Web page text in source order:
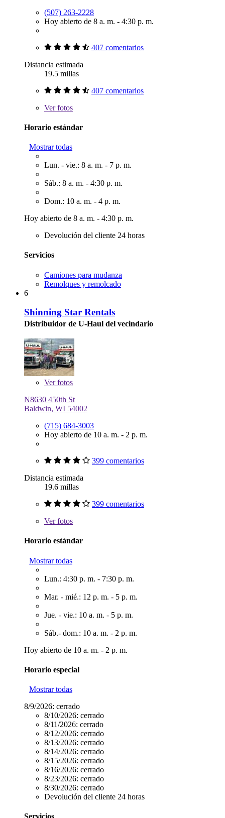
(507) 263-2228
Hoy abierto de 8 a. m. - 4:30 p. m.
407 comentarios
Distancia estimada
19.5 millas
407 comentarios
Verfotos
Horario estándar
Mostrar todas
Lun. - vie.: 8 a. m. - 7 p. m.
Sáb.: 8 a. m. - 4:30 p. m.
Dom.: 10 a. m. - 4 p. m.
Hoy abierto de 8 a. m. - 4:30 p. m.
Devolución del cliente 24 horas
Servicios
Camiones para mudanza
Remolques y remolcado
6
Shinning Star Rentals
Distribuidor de U-Haul del vecindario
Verfotos
N8630 450th St
Baldwin, WI 54002
(715) 684-3003
Hoy abierto de 10 a. m. - 2 p. m.
399 comentarios
Distancia estimada
19.6 millas
399 comentarios
Verfotos
Horario estándar
Mostrar todas
Lun.: 4:30 p. m. - 7:30 p. m.
Mar. - mié.: 12 p. m. - 5 p. m.
Jue. - vie.: 10 a. m. - 5 p. m.
Sáb.- dom.: 10 a. m. - 2 p. m.
Hoy abierto de 10 a. m. - 2 p. m.
Horario especial
Mostrar todas
8/9/2026: cerrado
8/10/2026: cerrado
8/11/2026: cerrado
8/12/2026: cerrado
8/13/2026: cerrado
8/14/2026: cerrado
8/15/2026: cerrado
8/16/2026: cerrado
8/23/2026: cerrado
8/30/2026: cerrado
Devolución del cliente 24 horas